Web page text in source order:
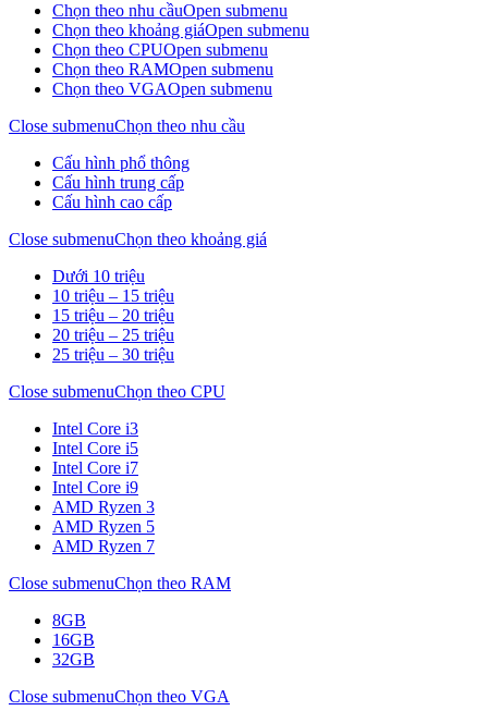
Chọn theo nhu cầuOpen submenu
Chọn theo khoảng giáOpen submenu
Chọn theo CPUOpen submenu
Chọn theo RAMOpen submenu
Chọn theo VGAOpen submenu
Close submenuChọn theo nhu cầu
Cấu hình phổ thông
Cấu hình trung cấp
Cấu hình cao cấp
Close submenuChọn theo khoảng giá
Dưới 10 triệu
10 triệu – 15 triệu
15 triệu – 20 triệu
20 triệu – 25 triệu
25 triệu – 30 triệu
Close submenuChọn theo CPU
Intel Core i3
Intel Core i5
Intel Core i7
Intel Core i9
AMD Ryzen 3
AMD Ryzen 5
AMD Ryzen 7
Close submenuChọn theo RAM
8GB
16GB
32GB
Close submenuChọn theo VGA